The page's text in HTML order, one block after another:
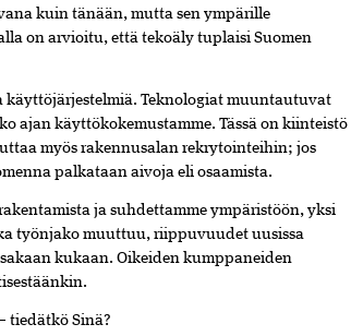
kuin tänään, mutta sen ympärille
on arvioitu, että tekoäly tuplaisi Suomen
käyttöjärjestelmiä. Teknologiat muuntautuvat
ajan käyttökokemustamme. Tässä on kiinteistö
myös rakennusalan rekrytointeihin; jos
palkataan aivoja eli osaamista.
ja suhdettamme ympäristöön, yksi
työnjako muuttuu, riippuvuudet uusissa
kukaan. Oikeiden kumppaneiden
tiedätkö Sinä?